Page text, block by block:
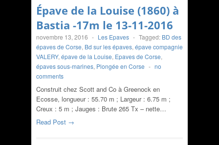
Épave de la Louise (1860) à
Bastia -17m le 13-11-2016
novembre 13, 2016 - Les Epaves - Tagged: BD des
épaves de Corse, Bd sur les épaves, épave compagnie
VALERY, épave de la Louise, Epaves de Corse,
épaves sous-marines, Plongée en Corse - no
comments
Construit chez Scott and Co à Greenock en
Ecosse, longueur : 55.70 m ; Largeur : 6.75 m ;
Creux : 5 m ; Jauges : Brute 265 Tx – nette…
Read Post →